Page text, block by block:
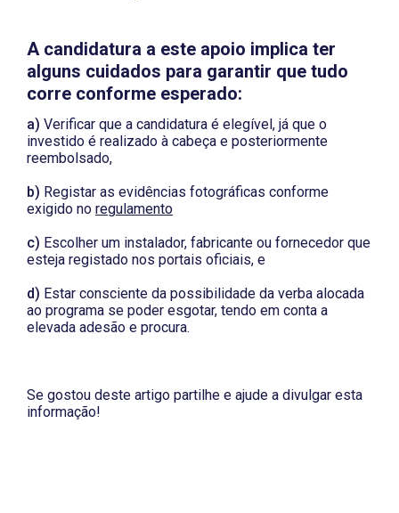
A candidatura a este apoio implica ter
alguns cuidados para garantir que tudo
corre conforme esperado:
a) Verificar que a candidatura é elegível, já que o
investido é realizado à cabeça e posteriormente
reembolsado,
b) Registar as evidências fotográficas conforme
exigido no regulamento
c) Escolher um instalador, fabricante ou fornecedor que
esteja registado nos portais oficiais, e
d) Estar consciente da possibilidade da verba alocada
ao programa se poder esgotar, tendo em conta a
elevada adesão e procura.
Se gostou deste artigo partilhe e ajude a divulgar esta
informação!